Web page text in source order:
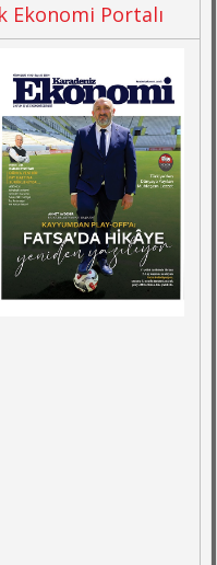
Ekonomi Portalı